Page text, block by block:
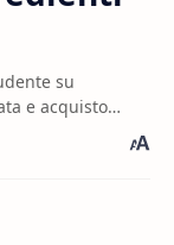
su
e acquisto